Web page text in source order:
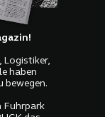
Logistiker,
haben
bewegen.
Fuhrpark